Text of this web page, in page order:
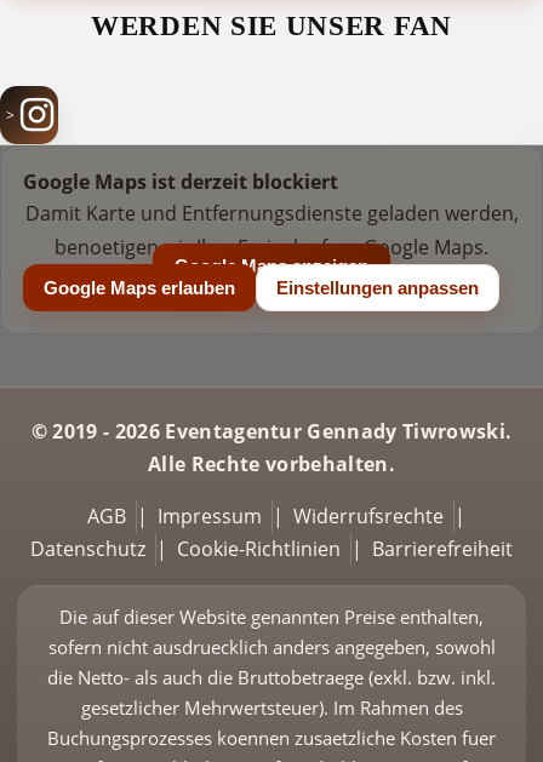
WERDEN SIE UNSER FAN
Google Maps anzeigen
Google Maps ist derzeit blockiert
Damit Karte und Entfernungsdienste geladen werden,
benoetigen wir Ihre Freigabe fuer Google Maps.
Google Maps erlauben Einstellungen anpassen
© 2019 - 2026 Eventagentur Gennady Tiwrowski.
Alle Rechte vorbehalten.
AGB | Impressum | Widerrufsrechte
|
Datenschutz | Cookie-Richtlinien | Barrierefreiheit
Die auf dieser Website genannten Preise enthalten,
sofern nicht ausdruecklich anders angegeben, sowohl
die Netto- als auch die Bruttobetraege (exkl. bzw. inkl.
gesetzlicher Mehrwertsteuer). Im Rahmen des
Buchungsprozesses koennen zusaetzliche Kosten fuer